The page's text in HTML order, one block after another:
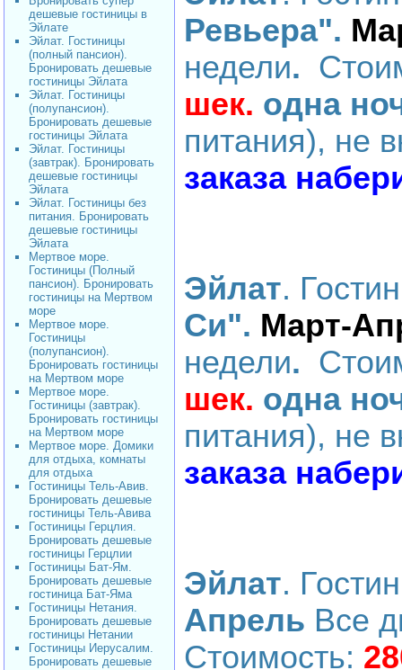
дешевые гостиницы в
Эйлате
Эйлат. Гостиницы
(полный пансион).
Бронировать дешевые
гостиницы Эйлата
Эйлат. Гостиницы
(полупансион).
Бронировать дешевые
гостиницы Эйлата
Эйлат. Гостиницы
(завтрак). Бронировать
дешевые гостиницы
Эйлата
Эйлат. Гостиницы без
питания. Бронировать
дешевые гостиницы
Эйлата
Мертвое море.
Гостиницы (Полный
пансион). Бронировать
гостиницы на Мертвом
море
Мертвое море.
Гостиницы
(полупансион).
Бронировать гостиницы
на Мертвом море
Мертвое море.
Гостиницы (завтрак).
Бронировать гостиницы
на Мертвом море
Мертвое море. Домики
для отдыха, комнаты
для отдыха
Гостиницы Тель-Авив.
Бронировать дешевые
гостиницы Тель-Авива
Гостиницы Герцлия.
Бронировать дешевые
гостиницы Герцлии
Гостиницы Бат-Ям.
Бронировать дешевые
гостиница Бат-Яма
Гостиницы Нетания.
Бронировать дешевые
гостиницы Нетании
Гостиницы Иерусалим.
Бронировать дешевые
Ревьера".
недели.
шек. одна
питания), не
заказа
Эйлат.
Си". Март-
недели.
шек. одна
питания), не
заказа
Эйлат.
Апрель Все
Стоимость: